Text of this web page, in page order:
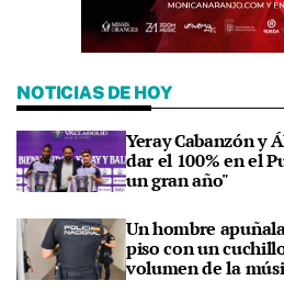
NOTICIAS DE HOY
Yeray Cabanzón y
dar el 100% en el
un gran año"
Un hombre
piso con un
volumen de la